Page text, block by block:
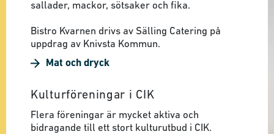
sallader, mackor, sötsaker och fika.
Bistro Kvarnen drivs av Sälling Catering på
uppdrag av Knivsta Kommun.
Mat och dryck
Kulturföreningar i CIK
Flera föreningar är mycket aktiva och
bidragande till ett stort kulturutbud i CIK.